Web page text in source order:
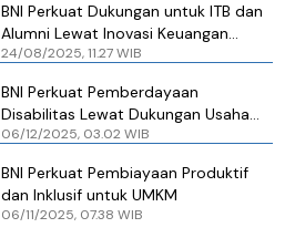
BNI Perkuat Dukungan untuk ITB dan
Alumni Lewat Inovasi Keuangan
Inklusif
24/08/2025, 11.27 WIB
BNI Perkuat Pemberdayaan
Disabilitas Lewat Dukungan Usaha
dan Program UMKM Inklusif
06/12/2025, 03.02 WIB
BNI Perkuat Pembiayaan Produktif
dan Inklusif untuk UMKM
06/11/2025, 07.38 WIB